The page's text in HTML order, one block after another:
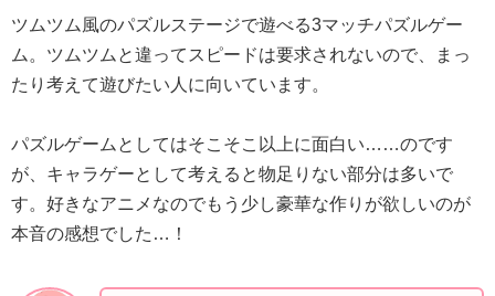
ツムツム風のパズルステージで遊べる3マッチパズルゲー
ム。ツムツムと違ってスピードは要求されないので、まっ
たり考えて遊びたい人に向いています。
パズルゲームとしてはそこそこ以上に面白い……のです
が、キャラゲーとして考えると物足りない部分は多いで
す。好きなアニメなのでもう少し豪華な作りが欲しいのが
本音の感想でした…！